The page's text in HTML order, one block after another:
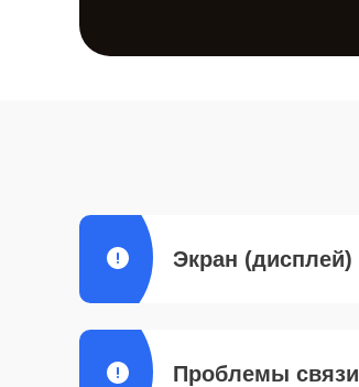
Экран (дисплей)
Проблемы связи